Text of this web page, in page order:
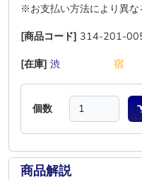
※お支払い方法により異な
[商品コード] 314-201-
[在庫] 渋 宿
個数
商品解説